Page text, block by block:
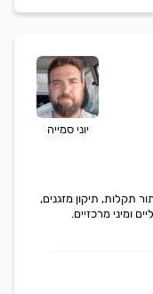
יוני סמייה
תקלות, תיקון מזגנים,
ומיני מרכזיים.